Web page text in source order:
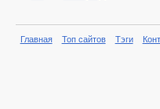
Главная Топ сайтов Тэги